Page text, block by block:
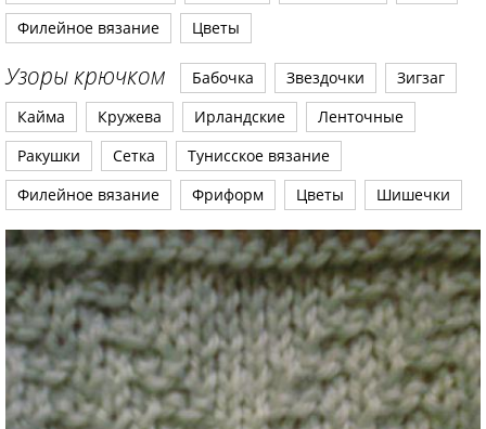
Филейное вязание
Цветы
Узоры крючком Бабочка Звездочки
Зигзаг
Кайма
Кружева Ирландские
Ленточные
Ракушки
Сетка
Тунисское вязание
Филейное вязание
Фриформ Цветы Шишечки